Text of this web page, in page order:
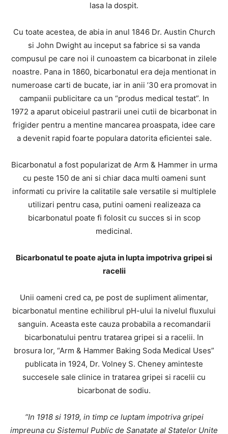
lasa la dospit.
Cu toate acestea, de abia in anul 1846 Dr. Austin Church
si John Dwight au inceput sa fabrice si sa vanda
compusul pe care noi il cunoastem ca bicarbonat in zilele
noastre. Pana in 1860, bicarbonatul era deja mentionat in
numeroase carti de bucate, iar in anii ’30 era promovat in
campanii publicitare ca un “produs medical testat”. In
1972 a aparut obiceiul pastrarii unei cutii de bicarbonat in
frigider pentru a mentine mancarea proaspata, idee care
a devenit rapid foarte populara datorita eficientei sale.
Bicarbonatul a fost popularizat de Arm & Hammer in urma
cu peste 150 de ani si chiar daca multi oameni sunt
informati cu privire la calitatile sale versatile si multiplele
utilizari pentru casa, putini oameni realizeaza ca
bicarbonatul poate fi folosit cu succes si in scop
medicinal.
Bicarbonatul te poate ajuta in lupta impotriva gripei si
racelii
Unii oameni cred ca, pe post de supliment alimentar,
bicarbonatul mentine echilibrul pH-ului la nivelul fluxului
sanguin. Aceasta este cauza probabila a recomandarii
bicarbonatului pentru tratarea gripei si a racelii. In
brosura lor, “Arm & Hammer Baking Soda Medical Uses”
publicata in 1924, Dr. Volney S. Cheney aminteste
succesele sale clinice in tratarea gripei si racelii cu
bicarbonat de sodiu.
“In 1918 si 1919, in timp ce luptam impotriva gripei
impreuna cu Sistemul Public de Sanatate al Statelor Unite